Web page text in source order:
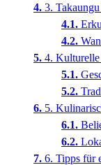
3.
4.
5.
6. Tipps für